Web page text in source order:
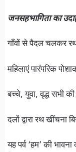
जनसहभागिता का
गाँवों से पैदल चलकर
महिलाएं पारंपरिक
बच्चे, युवा, वृद्ध सभी की
दलों द्वारा रथ खींचना
यह पर्व ‘हम’ की